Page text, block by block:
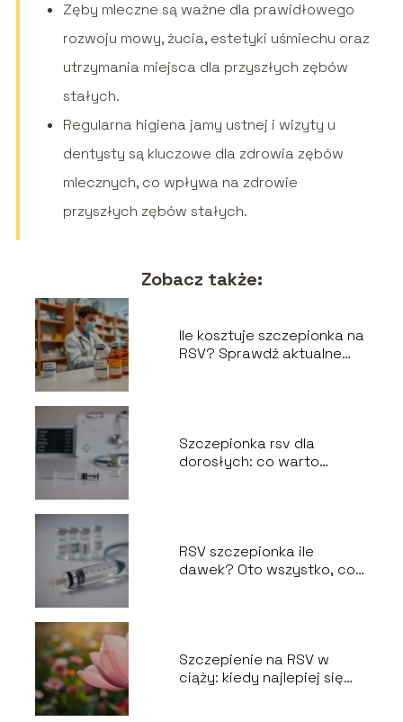
Zęby mleczne są ważne dla prawidłowego
rozwoju mowy, żucia, estetyki uśmiechu oraz
utrzymania miejsca dla przyszłych zębów
stałych.
Regularna higiena jamy ustnej i wizyty u
dentysty są kluczowe dla zdrowia zębów
mlecznych, co wpływa na zdrowie
przyszłych zębów stałych.
Zobacz także:
Ile kosztuje szczepionka na
RSV? Sprawdź aktualne
Szczepionka rsv dla
dorosłych: co warto
RSV szczepionka ile
dawek? Oto wszystko, co
Szczepienie na RSV w
ciąży: kiedy najlepiej się